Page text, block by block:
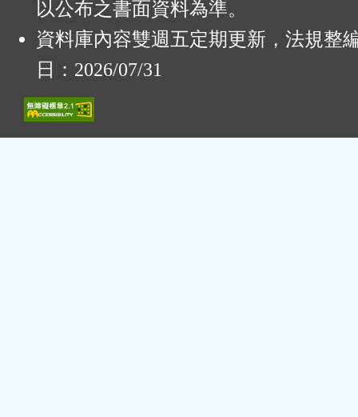
以公布之書面資料為準。
資料庫內容雙週五定期更新，法規整
日：2026/07/31